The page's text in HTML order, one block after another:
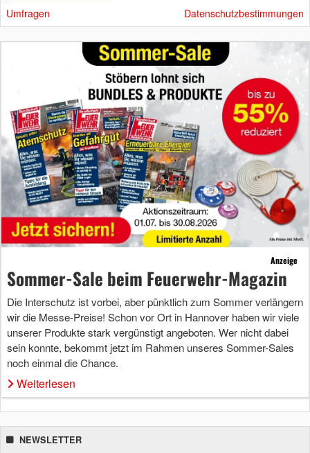
Umfragen Datenschutzbestimmungen
Anzeige
Sommer-Sale beim Feuerwehr-Magazin
Die Interschutz ist vorbei, aber pünktlich zum Sommer verlängern
wir die Messe-Preise! Schon vor Ort in Hannover haben wir viele
unserer Produkte stark vergünstigt angeboten. Wer nicht dabei
sein konnte, bekommt jetzt im Rahmen unseres Sommer-Sales
noch einmal die Chance.
Weiterlesen
NEWSLETTER